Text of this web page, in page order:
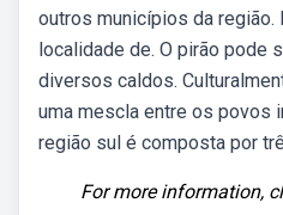
outros municípios da região.
localidade de. O pirão pode
diversos caldos.
uma mescla entre os povos
região sul é composta por
For more information,